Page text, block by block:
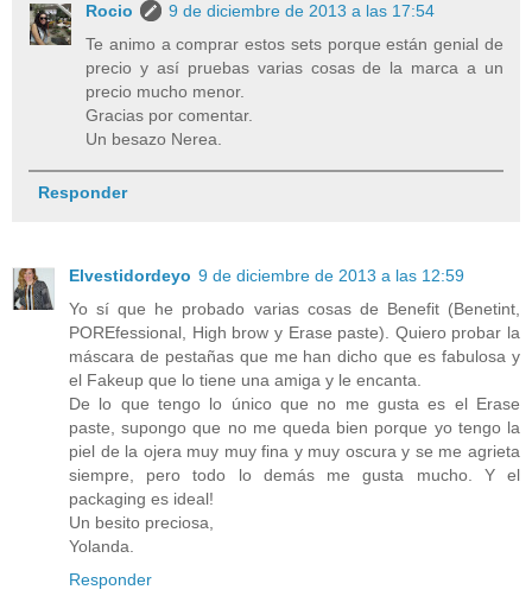
Rocio
9 de diciembre de 2013 a las 17:54
Te animo a comprar estos sets porque están genial de
precio y así pruebas varias cosas de la marca a un
precio mucho menor.
Gracias por comentar.
Un besazo Nerea.
Responder
Elvestidordeyo 9 de diciembre de 2013 a las 12:59
Yo sí que he probado varias cosas de Benefit (Benetint,
POREfessional, High brow y Erase paste). Quiero probar la
máscara de pestañas que me han dicho que es fabulosa y
el Fakeup que lo tiene una amiga y le encanta.
De lo que tengo lo único que no me gusta es el Erase
paste, supongo que no me queda bien porque yo tengo la
piel de la ojera muy muy fina y muy oscura y se me agrieta
siempre, pero todo lo demás me gusta mucho. Y el
packaging es ideal!
Un besito preciosa,
Yolanda.
Responder